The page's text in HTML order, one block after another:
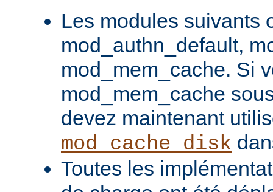
Les modules suivants
mod_authn_default,
mod_mem_cache. Si
mod_mem_cache
devez maintenant
mod_cache_disk
Toutes les